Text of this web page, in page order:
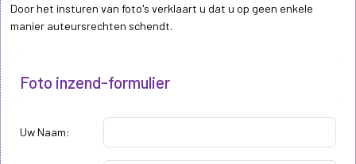
Door het insturen van foto's verklaart u dat u op geen enkele
manier auteursrechten schendt.
Foto inzend-formulier
Uw Naam: